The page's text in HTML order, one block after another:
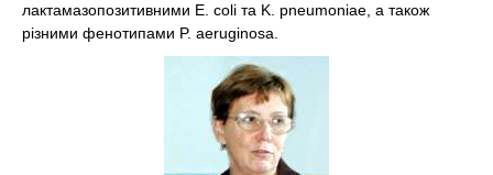
лактамазопозитивними E. coli та K. pneumoniae, а також
різними фенотипами P. aeruginosa.